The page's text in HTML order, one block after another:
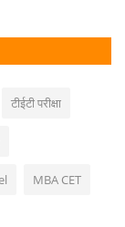
टीईटी परीक्षा
MBA CET